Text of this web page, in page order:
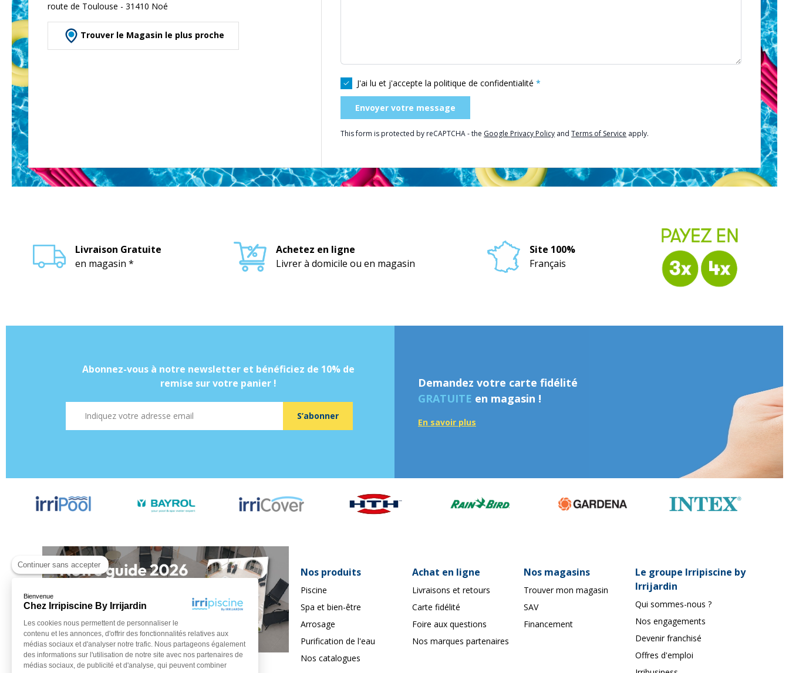
Continuer sans accepter
Bienvenue
Chez Irripiscine By Irrijardin
Les cookies nous permettent de personnaliser le
contenu et les annonces, d'offrir des fonctionnalités relatives aux
médias sociaux et d'analyser notre trafic. Nous partageons également
des informations sur l'utilisation de notre site avec nos partenaires de
médias sociaux, de publicité et d'analyse, qui peuvent combiner
route de Toulouse - 31410 Noé
Trouver le Magasin le plus proche
J'ai lu et j'accepte lapolitique de confidentialité
Envoyer votre message
This form is protected by reCAPTCHA - the Google Privacy Policy andTerms of Service apply.
Livraison Gratuite
en magasin *
Achetez en ligne
Livrer à domicile ou en magasin
Site 100%
Français
Abonnez-vous à notre newsletter et bénéficiez de 10% de
remise sur votre panier !
S’abonner
Demandez votre carte fidélité
GRATUITE en magasin !
En savoir plus
Nos produits
Piscine
Spa et bien-être
Arrosage
Purification de l'eau
Nos catalogues
Achat en ligne
Livraisons et retours
Carte fidélité
Foire aux questions
Nos marques partenaires
Nos magasins
Trouver mon magasin
SAV
Financement
Le groupe Irripiscine by
Irrijardin
Qui sommes-nous ?
Nos engagements
Devenir franchisé
Offres d'emploi